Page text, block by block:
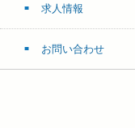
求人情報
お問い合わせ